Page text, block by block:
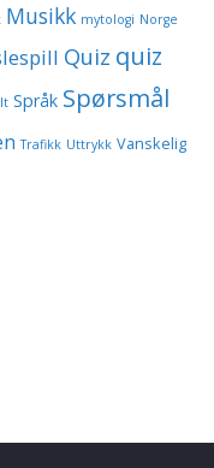
Musikk mytologi Norge
Quiz quiz
Språk Spørsmål
Trafikk Uttrykk Vanskelig